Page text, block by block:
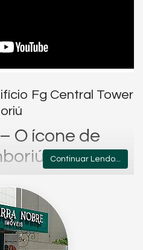
Fg Central Tower
O ícone de
em grandes avenidas
Champs-Élysées (Paris) e
traduz o espírito cosmopolita e
Balneário Camboriú: moderno,
Continuar Lendo...